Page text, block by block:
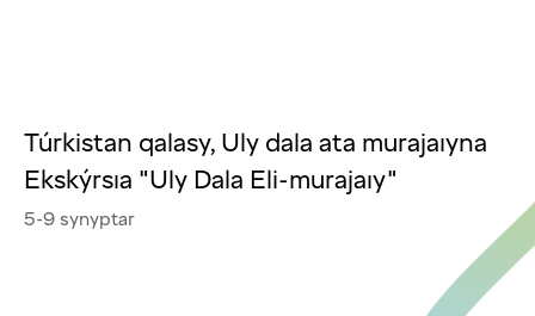
Túrkistan qalasy, Uly dala ata murajaıyna
Ekskýrsıa "Uly Dala Eli-murajaıy"
5-9 synyptar